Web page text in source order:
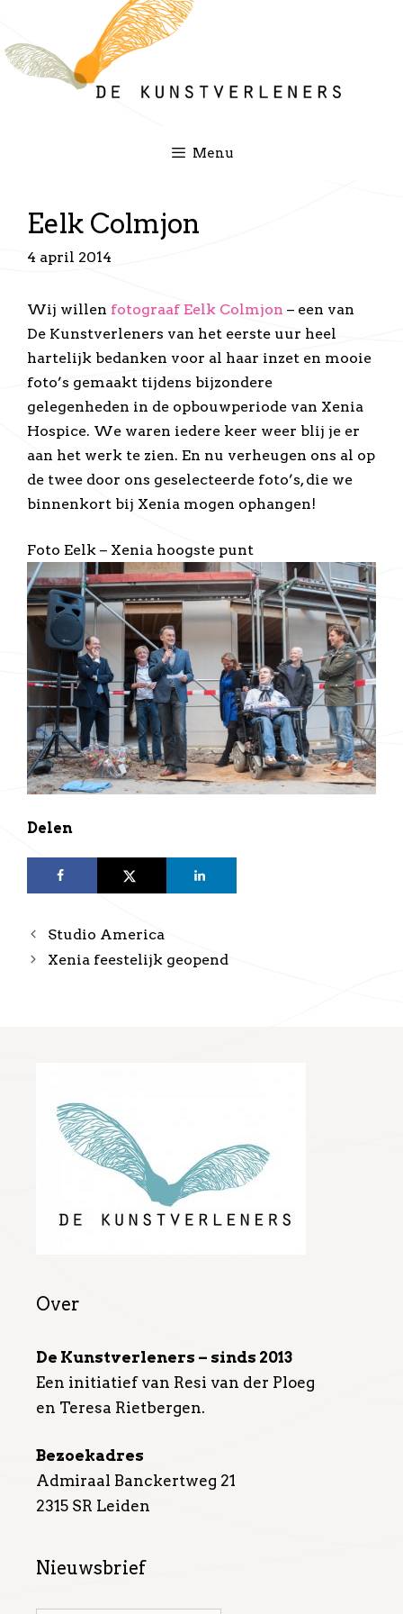
de
inhoud
Menu
Eelk Colmjon
4 april 2014
Wij willen fotograaf Eelk Colmjon – een van
De Kunstverleners van het eerste uur heel
hartelijk bedanken voor al haar inzet en mooie
foto’s gemaakt tijdens bijzondere
gelegenheden in de opbouwperiode van Xenia
Hospice. We waren iedere keer weer blij je er
aan het werk te zien. En nu verheugen ons al op
de twee door ons geselecteerde foto’s, die we
binnenkort bij Xenia mogen ophangen!
Foto Eelk – Xenia hoogste punt
Delen
Studio America
Xenia feestelijk geopend
Over
De Kunstverleners – sinds 2013
Een initiatief van Resi van der Ploeg
en Teresa Rietbergen.
Bezoekadres
Admiraal Banckertweg 21
2315 SR Leiden
Nieuwsbrief